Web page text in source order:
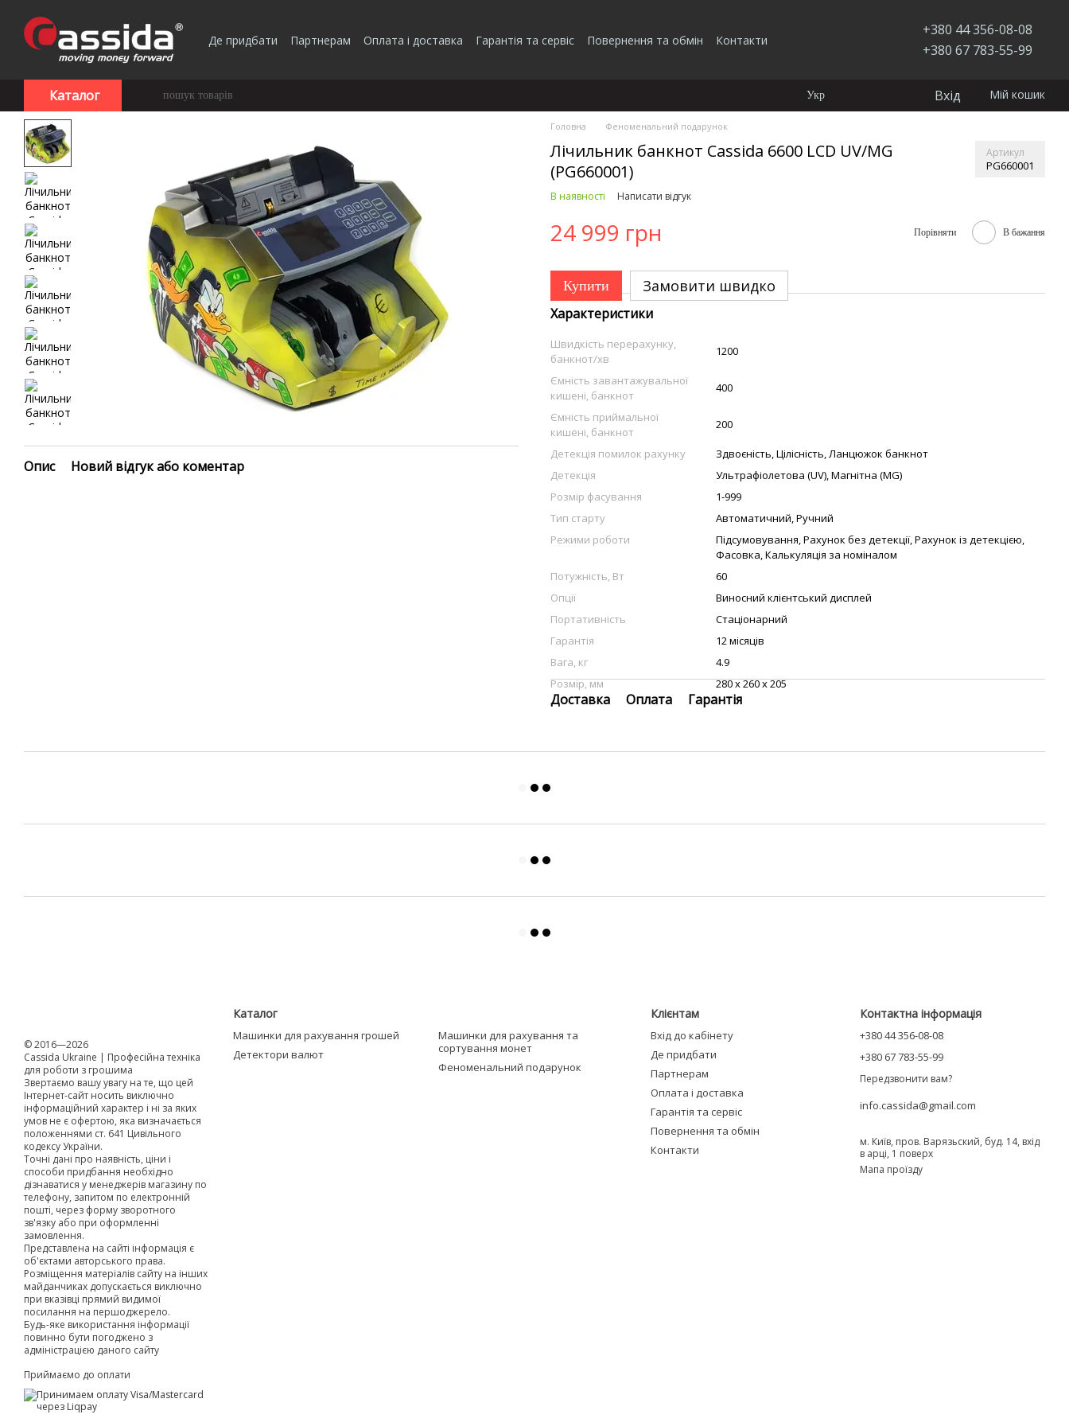
Де придбати
Партнерам Оплата і доставка Гарантія та сервіс Повернення та обмін Контакти
+380 44 356-08-08
+380 67 783-55-99
Каталог Укр Вхід Мій кошик
Опис Новий відгук або коментар
Головна Феноменальний подарунок
Лічильник банкнот Cassida 6600 LCD UV/MG
(PG660001)
Артикул
PG660001
В наявності Написати відгук
24 999 грн Порівняти В бажання
Купити Замовити швидко
Характеристики
Швидкість перерахунку,
банкнот/хв
1200
Ємність завантажувальної
кишені, банкнот
400
Ємність приймальної
кишені, банкнот
200
Детекція помилок рахунку
Здвоєність, Цілісність, Ланцюжок банкнот
Детекція
Ультрафіолетова (UV), Магнітна (MG)
Розмір фасування
1-999
Тип старту
Автоматичний, Ручний
Режими роботи
Підсумовування, Рахунок без детекції, Рахунок із детекцією,
Фасовка, Калькуляція за номіналом
Потужність, Вт
60
Опції
Виносний клієнтський дисплей
Портативність
Стаціонарний
Гарантія
12 місяців
Вага, кг
4.9
Розмір, мм
280 х 260 х 205
Доставка Оплата Гарантія
© 2016—2026
Cassida Ukraine | Професійна техніка
для роботи з грошима
Звертаємо вашу увагу на те, що цей
Інтернет-сайт носить виключно
інформаційний характер і ні за яких
умов не є офертою, яка визначається
положеннями ст. 641 Цивільного
кодексу України.
Точні дані про наявність, ціни і
способи придбання необхідно
дізнаватися у менеджерів магазину по
телефону, запитом по електронній
пошті, через форму зворотного
зв'язку або при оформленні
замовлення.
Представлена на сайті інформація є
об'єктами авторського права.
Розміщення матеріалів сайту на інших
майданчиках допускається виключно
при вказівці прямий видимої
посилання на першоджерело.
Будь-яке використання інформації
повинно бути погоджено з
адміністрацією даного сайту
Приймаємо до оплати
Каталог
Машинки для рахування грошей
Детектори валют
Машинки для рахування та
сортування монет
Феноменальний подарунок
Клієнтам
Вхід до кабінету
Де придбати
Партнерам
Оплата і доставка
Гарантія та сервіс
Повернення та обмін
Контакти
Контактна інформація
+380 44 356-08-08
+380 67 783-55-99
Передзвонити вам?
info.cassida@gmail.com
м. Київ, пров. Варязьский, буд. 14, вхід
в арці, 1 поверх
Мапа проїзду